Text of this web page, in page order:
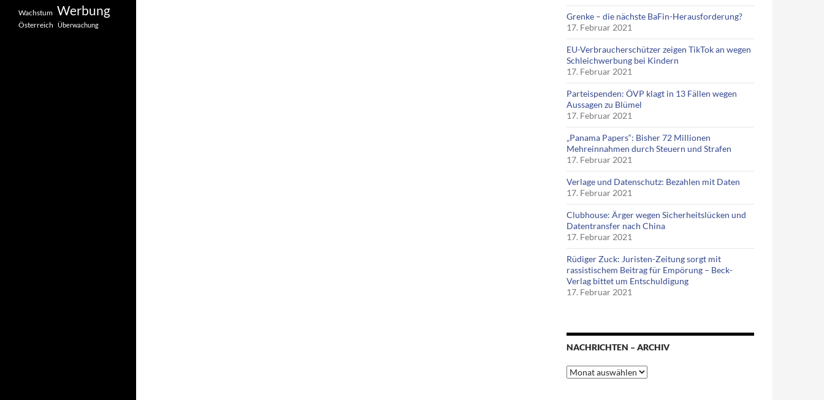
Grenke – die nächste BaFin-Herausforderung?
17. Februar 2021
EU-Verbraucherschützer zeigen TikTok an wegen
Schleichwerbung bei Kindern
17. Februar 2021
Parteispenden: ÖVP klagt in 13 Fällen wegen
Aussagen zu Blümel
17. Februar 2021
„Panama Papers“: Bisher 72 Millionen
Mehreinnahmen durch Steuern und Strafen
17. Februar 2021
Verlage und Datenschutz: Bezahlen mit Daten
17. Februar 2021
Clubhouse: Ärger wegen Sicherheitslücken und
Datentransfer nach China
17. Februar 2021
Rüdiger Zuck: Juristen-Zeitung sorgt mit
rassistischem Beitrag für Empörung – Beck-
Verlag bittet um Entschuldigung
17. Februar 2021
NACHRICHTEN – ARCHIV
Nachrichten
–
Wachstum Werbung
Österreich Überwachung